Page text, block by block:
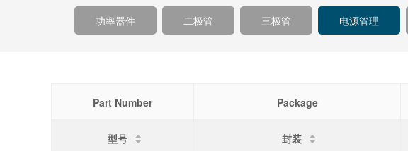
功率器件 二极管 三极管 电源管理
Part Number Package
型号 封装